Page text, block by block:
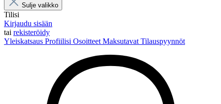
Sulje valikko
Tilisi
Kirjaudu sisään
tai rekisteröidy
Yleiskatsaus Profiilisi Osoitteet Maksutavat Tilauspyynnöt